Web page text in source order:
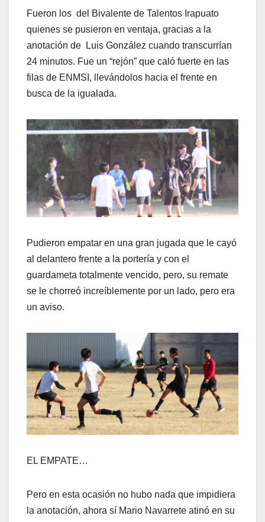
Fueron los del Bivalente de Talentos Irapuato
quienes se pusieron en ventaja, gracias a la
anotación de Luis González cuando transcurrían
24 minutos. Fue un “rejón” que caló fuerte en las
filas de ENMSI, llevándolos hacia el frente en
busca de la igualada.
Pudieron empatar en una gran jugada que le cayó
al delantero frente a la portería y con el
guardameta totalmente vencido, pero, su remate
se le chorreó increíblemente por un lado, pero era
un aviso.
EL EMPATE…
Pero en esta ocasión no hubo nada que impidiera
la anotación, ahora sí Mario Navarrete atinó en su